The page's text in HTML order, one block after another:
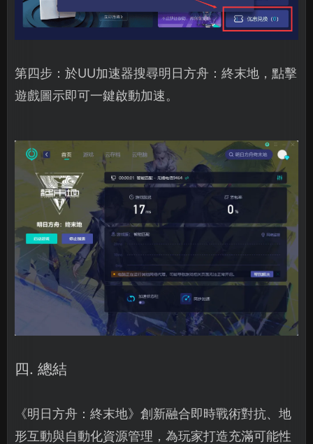
第四步：於UU加速器搜尋明日方舟：終末地，點擊
遊戲圖示即可一鍵啟動加速。
四. 總結
《明日方舟：終末地》創新融合即時戰術對抗、地
形互動與自動化資源管理，為玩家打造充滿可能性